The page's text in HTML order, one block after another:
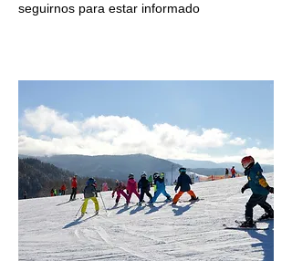
seguirnos para estar informado